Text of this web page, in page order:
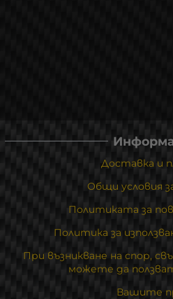
Доставка и
Общи условия
Политиката за
Политика за
При възникване на спор,
можете да
Вашите